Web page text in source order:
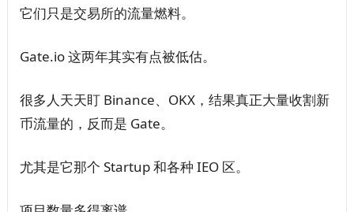
它们只是交易所的流量燃料。
Gate.io 这两年其实有点被低估。
很多人天天盯 Binance、OKX，结果真正大量收割新
币流量的，反而是 Gate。
尤其是它那个 Startup 和各种 IEO 区。